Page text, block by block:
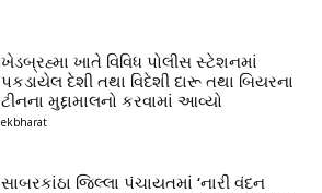
ખેડબ્રહ્મા ખાતે વિવિધ પોલીસ સ્ટેશનમાં
પકડાયેલ દેશી તથા વિદેશી દારૂ તથા બિયરના
ટીનના મુદ્દામાલનો કરવામાં આવ્યો
ekbharat
સાબરકાંઠા જિલ્લા પંચાયતમાં ‘નારી વંદન